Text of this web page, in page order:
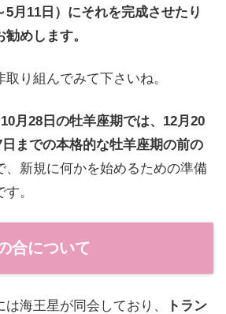
月11日）にそれを完成させたり
めします。
り組んでみて下さいね。
月28日の牡羊座期では、12月20
日までの本格的な牡羊座期の前の
、新規に何かを始めるための準備
。
合について
海王星が同会しており、
トラン